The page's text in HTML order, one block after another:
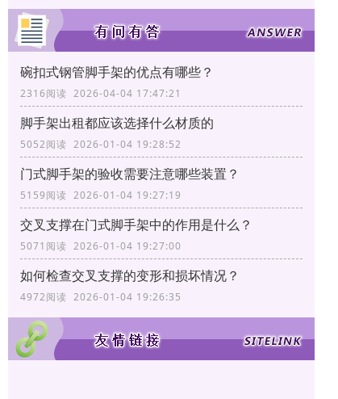
碗扣式钢管脚手架的优点有哪些？
2316阅读 2026-04-04 17:47:21
脚手架出租都应该选择什么材质的
5052阅读 2026-01-04 19:28:52
门式脚手架的验收需要注意哪些装置？
5159阅读 2026-01-04 19:27:19
交叉支撑在门式脚手架中的作用是什么？
5071阅读 2026-01-04 19:27:00
如何检查交叉支撑的变形和损坏情况？
4972阅读 2026-01-04 19:26:35